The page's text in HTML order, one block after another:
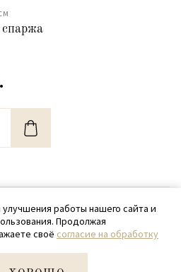
- 2026 SamPack
699-97-87
работы нашего сайта и
Продолжая
своё согласие на обработку